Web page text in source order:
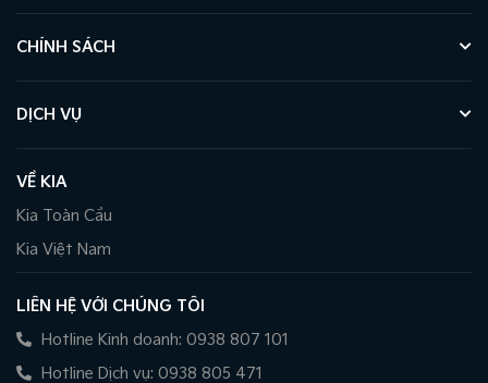
CHÍNH SÁCH
DỊCH VỤ
VỀ KIA
Kia Toàn Cầu
Kia Việt Nam
LIÊN HỆ VỚI CHÚNG TÔI
Hotline Kinh doanh: 0938 807 101
Hotline Dịch vụ: 0938 805 471